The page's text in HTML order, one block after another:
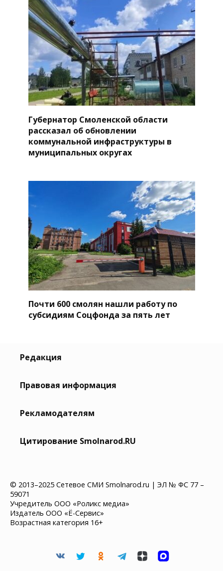
Губернатор Смоленской области
рассказал об обновлении
коммунальной инфраструктуры в
муниципальных округах
Почти 600 смолян нашли работу по
субсидиям Соцфонда за пять лет
Редакция
Правовая информация
Рекламодателям
Цитирование Smolnarod.RU
© 2013–2025 Сетевое СМИ Smolnarod.ru | ЭЛ № ФС 77 –
59071
Учредитель ООО «Роликс медиа»
Издатель ООО «Ё-Сервис»
Возрастная категория 16+